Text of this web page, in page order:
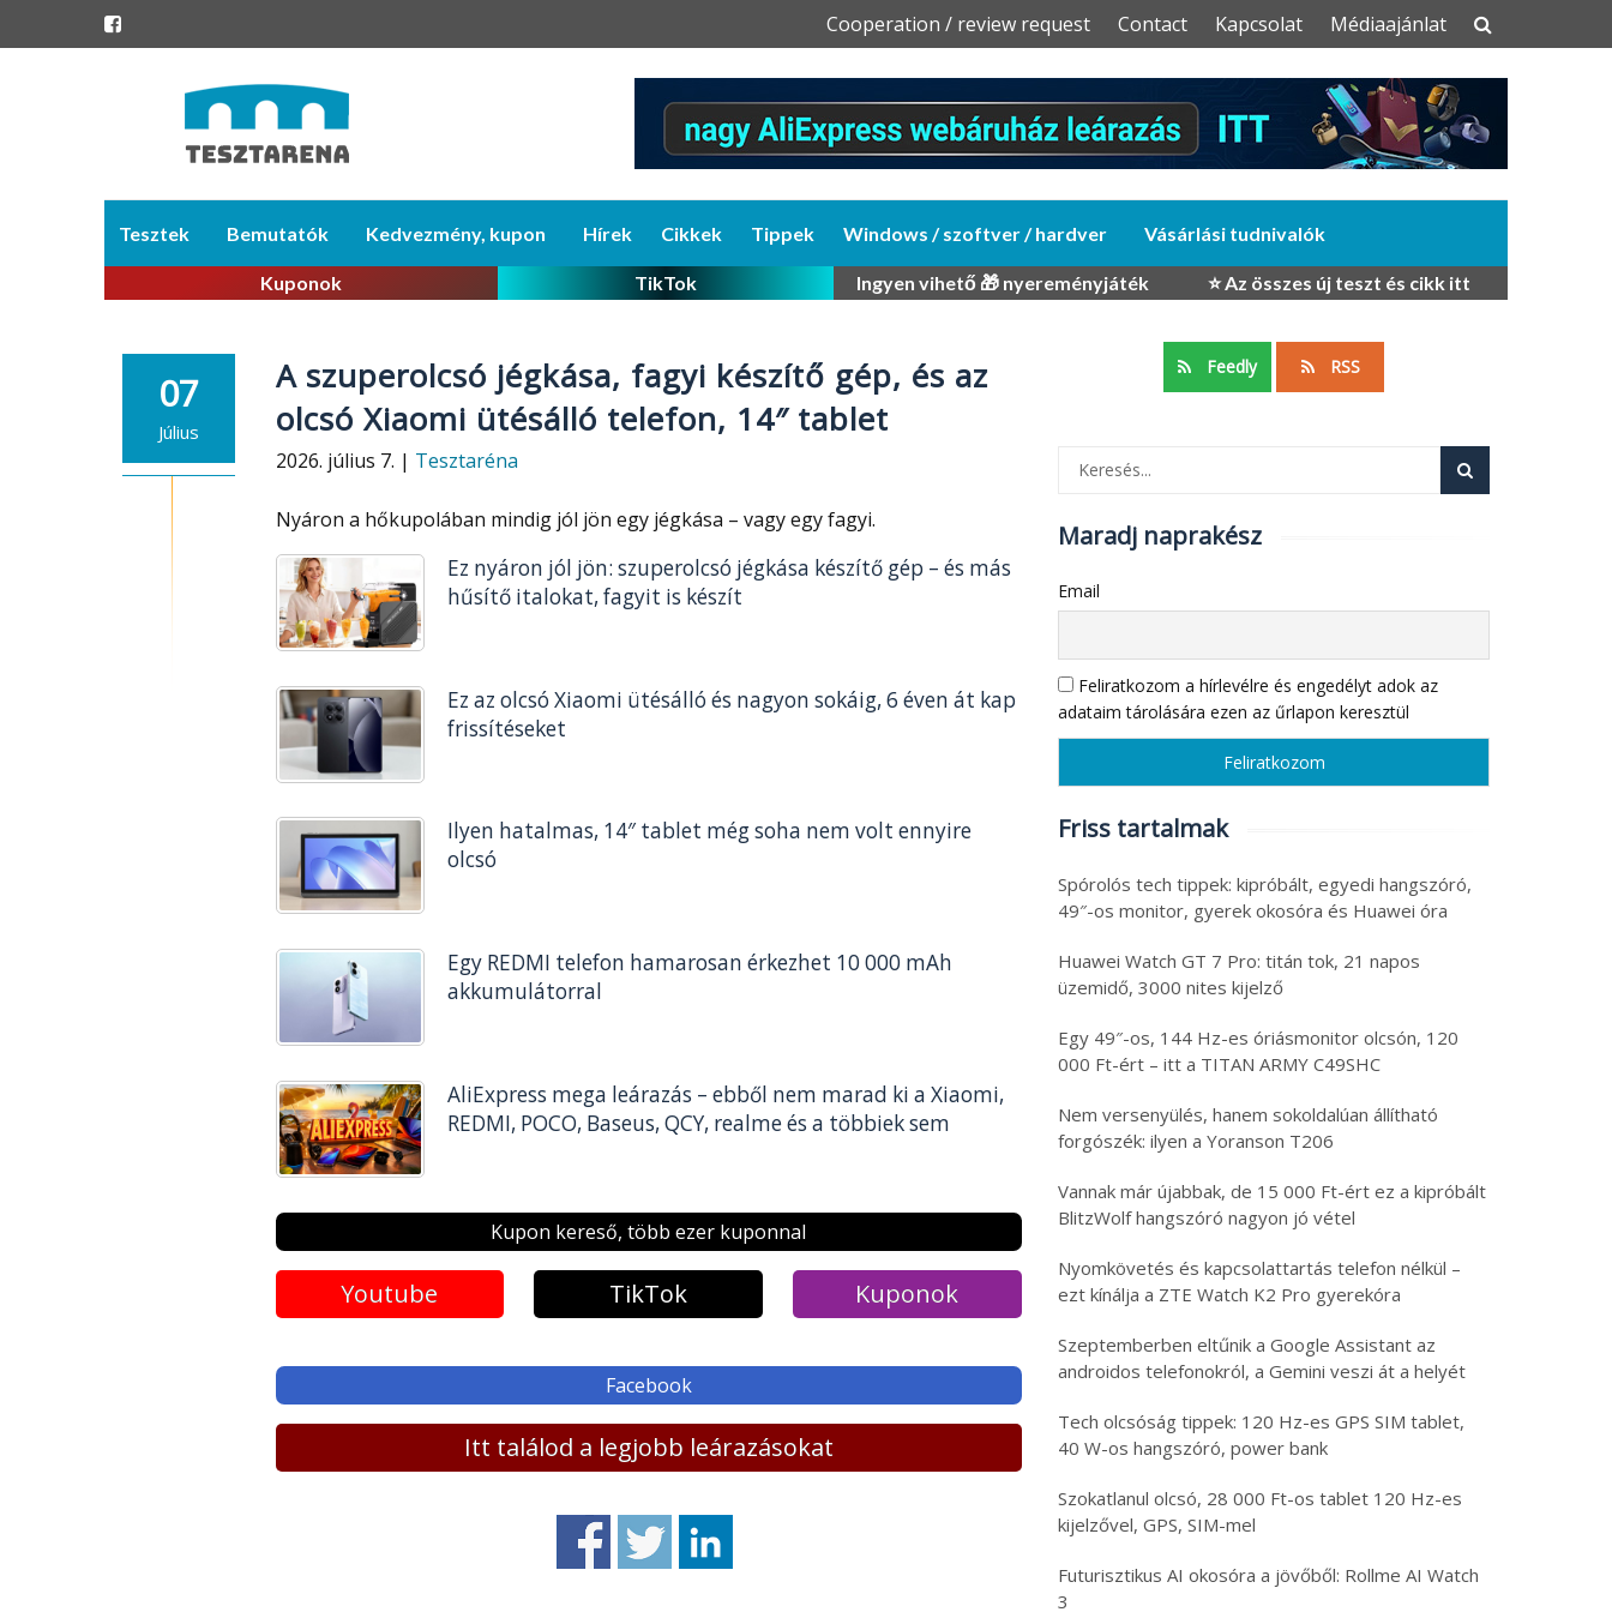
Skip
Cooperation / review request Contact Kapcsolat Médiaajánlat
content
Tesztek Bemutatók Kedvezmény, kupon Hírek Cikkek Tippek Windows / szoftver / hardver Vásárlási tudnivalók
Kuponok TikTok Ingyen vihető 🎁 nyereményjáték ⭐ Az összes új teszt és cikk itt
07
Július
A szuperolcsó jégkása, fagyi készítő gép, és az
olcsó Xiaomi ütésálló telefon, 14″ tablet
2026. július 7. | Tesztaréna
Nyáron a hőkupolában mindig jól jön egy jégkása – vagy egy fagyi.
Ez nyáron jól jön: szuperolcsó jégkása készítő gép – és más
hűsítő italokat, fagyit is készít
Ez az olcsó Xiaomi ütésálló és nagyon sokáig, 6 éven át kap
frissítéseket
Ilyen hatalmas, 14″ tablet még soha nem volt ennyire
olcsó
Egy REDMI telefon hamarosan érkezhet 10 000 mAh
akkumulátorral
AliExpress mega leárazás – ebből nem marad ki a Xiaomi,
REDMI, POCO, Baseus, QCY, realme és a többiek sem
Kupon kereső, több ezer kuponnal
Youtube TikTok Kuponok
Facebook
Itt találod a legjobb leárazásokat
Feedly RSS
Maradj naprakész
Email
Feliratkozom a hírlevélre és engedélyt adok az
adataim tárolására ezen az űrlapon keresztül
Friss tartalmak
Spórolós tech tippek: kipróbált, egyedi hangszóró,
49″-os monitor, gyerek okosóra és Huawei óra
Huawei Watch GT 7 Pro: titán tok, 21 napos
üzemidő, 3000 nites kijelző
Egy 49″-os, 144 Hz-es óriásmonitor olcsón, 120
000 Ft-ért – itt a TITAN ARMY C49SHC
Nem versenyülés, hanem sokoldalúan állítható
forgószék: ilyen a Yoranson T206
Vannak már újabbak, de 15 000 Ft-ért ez a kipróbált
BlitzWolf hangszóró nagyon jó vétel
Nyomkövetés és kapcsolattartás telefon nélkül –
ezt kínálja a ZTE Watch K2 Pro gyerekóra
Szeptemberben eltűnik a Google Assistant az
androidos telefonokról, a Gemini veszi át a helyét
Tech olcsóság tippek: 120 Hz-es GPS SIM tablet,
40 W-os hangszóró, power bank
Szokatlanul olcsó, 28 000 Ft-os tablet 120 Hz-es
kijelzővel, GPS, SIM-mel
Futurisztikus AI okosóra a jövőből: Rollme AI Watch
3